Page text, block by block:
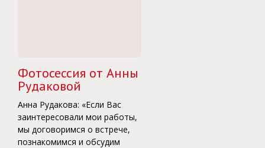
Фотосессия от Анны
Рудаковой
Анна Рудакова: «Если Вас
заинтересовали мои работы,
мы договоримся о встрече,
познакомимся и обсудим